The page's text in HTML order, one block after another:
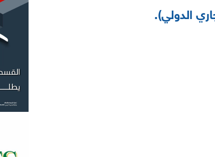
الدولي).